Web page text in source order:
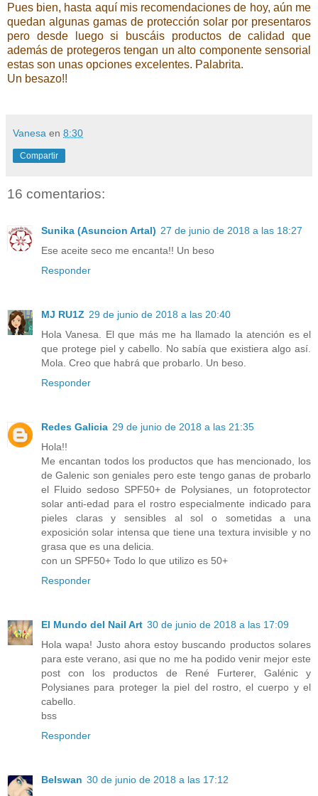
Pues bien, hasta aquí mis recomendaciones de hoy, aún me
quedan algunas gamas de protección solar por presentaros
pero desde luego si buscáis productos de calidad que
además de protegeros tengan un alto componente sensorial
estas son unas opciones excelentes. Palabrita.
Un besazo!!
Vanesa en 8:30
Compartir
16 comentarios:
Sunika (Asuncion Artal) 27 de junio de 2018 a las 18:27
Ese aceite seco me encanta!! Un beso
Responder
MJ RU1Z 29 de junio de 2018 a las 20:40
Hola Vanesa. El que más me ha llamado la atención es el
que protege piel y cabello. No sabía que existiera algo así.
Mola. Creo que habrá que probarlo. Un beso.
Responder
Redes Galicia 29 de junio de 2018 a las 21:35
Hola!!
Me encantan todos los productos que has mencionado, los
de Galenic son geniales pero este tengo ganas de probarlo
el Fluido sedoso SPF50+ de Polysianes, un fotoprotector
solar anti-edad para el rostro especialmente indicado para
pieles claras y sensibles al sol o sometidas a una
exposición solar intensa que tiene una textura invisible y no
grasa que es una delicia.
con un SPF50+ Todo lo que utilizo es 50+
Responder
El Mundo del Nail Art 30 de junio de 2018 a las 17:09
Hola wapa! Justo ahora estoy buscando productos solares
para este verano, asi que no me ha podido venir mejor este
post con los productos de René Furterer, Galénic y
Polysianes para proteger la piel del rostro, el cuerpo y el
cabello.
bss
Responder
Belswan 30 de junio de 2018 a las 17:12